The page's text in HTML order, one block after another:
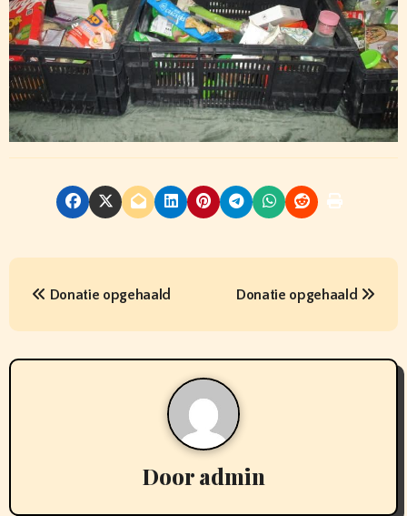
B
r
t
Donatie opgehaald Donatie opgehaald
Dooradmin